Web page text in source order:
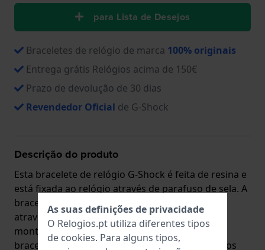
para Lista de Desejos
Braceletes de relógio de marca 100% originais
Entrega grátis Relógios acima de 150€
Prazo de devolução de 30 dias
Revendedor Oficial de G-Shock
Descrição do produto
Esta bracelete de relógio G-Shock é feita de resina e
está fixada ao relógio através de parafuso de sela. A
bracelete tem uma largura de 26 mm e fecha
através de fecho. A bracelete não tem uma
montagem a direito, o que significa que esta
bracelete só é adequada para os relógios listados
As suas definições de privacidade
O Relogios.pt utiliza diferentes tipos
de cookies. Para alguns tipos,